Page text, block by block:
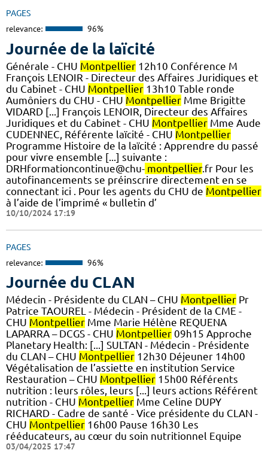
PAGES
relevance: 96%
Journée de la laïcité
Générale - CHU Montpellier 12h10 Conférence M
François LENOIR - Directeur des Affaires Juridiques et
du Cabinet - CHU Montpellier 13h10 Table ronde
Aumôniers du CHU - CHU Montpellier Mme Brigitte
VIDARD [...] François LENOIR, Directeur des Affaires
Juridiques et du Cabinet - CHU Montpellier Mme Aude
CUDENNEC, Référente laïcité - CHU Montpellier
Programme Histoire de la laïcité : Apprendre du passé
pour vivre ensemble [...] suivante :
DRHformationcontinue@chu- montpellier.fr Pour les
autofinancements se préinscrire directement en se
connectant ici . Pour les agents du CHU de Montpellier
à l’aide de l’imprimé « bulletin d’
10/10/2024 17:19
PAGES
relevance: 96%
Journée du CLAN
Médecin - Présidente du CLAN – CHU Montpellier Pr
Patrice TAOUREL - Médecin - Président de la CME -
CHU Montpellier Mme Marie Hélène REQUENA
LAPARRA – DCGS - CHU Montpellier 09h15 Approche
Planetary Health: [...] SULTAN - Médecin - Présidente
du CLAN – CHU Montpellier 12h30 Déjeuner 14h00
Végétalisation de l’assiette en institution Service
Restauration – CHU Montpellier 15h00 Référents
nutrition : leurs rôles, leurs [...] leurs actions Référent
nutrition - CHU Montpellier Mme Celine DUPY
RICHARD - Cadre de santé - Vice présidente du CLAN -
CHU Montpellier 16h00 Pause 16h30 Les
rééducateurs, au cœur du soin nutritionnel Equipe
03/04/2025 17:47